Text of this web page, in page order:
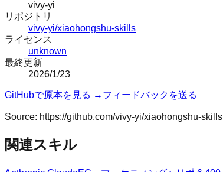
vivy-yi
リポジトリ
vivy-yi/xiaohongshu-skills
ライセンス
unknown
最終更新
2026/1/23
GitHubで原本を見る → フィードバックを送る
Source: https://github.com/vivy-yi/xiaohongshu-skills
関連スキル